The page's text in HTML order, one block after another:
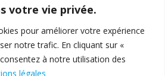
votre vie privée.
pour améliorer votre expérience
notre trafic. En cliquant sur «
à notre utilisation des
légales